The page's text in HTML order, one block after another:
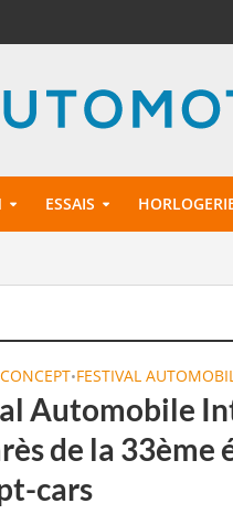
ESSAIS
CONCEPT•FESTIVAL
Automobile
de la 33ème
cars